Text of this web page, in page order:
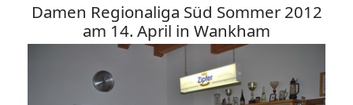
Damen Regionaliga Süd Sommer 2012
am 14. April in Wankham